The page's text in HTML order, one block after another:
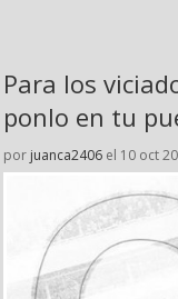
Para los
ponlo en tu
por juanca2406 el 10 oct